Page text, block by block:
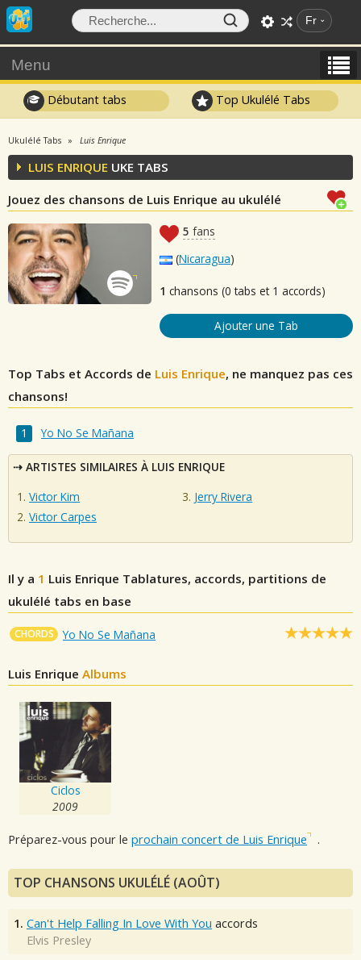
Fr
Menu
Débutant tabs Top Ukulélé Tabs
Ukulélé Tabs Luis Enrique
LUIS ENRIQUE UKE TABS
Jouez des chansons de Luis Enrique au ukulélé
5 fans
(Nicaragua)
1 chansons (0 tabs et 1 accords)
Ajouter une Tab
Top Tabs et Accords de Luis Enrique, ne manquez pas ces
chansons!
Yo No Se Mañana
ARTISTES SIMILAIRES À LUIS ENRIQUE
Victor Kim
Victor Carpes
Jerry Rivera
Il y a 1 Luis Enrique Tablatures, accords, partitions de
ukulélé tabs en base
CHORDS Yo No Se Mañana
Luis Enrique Albums
Ciclos
2009
Préparez-vous pour le prochain concert de Luis Enrique .
TOP CHANSONS UKULÉLÉ (AOÛT)
1. Can't Help Falling In Love With You accords
Elvis Presley